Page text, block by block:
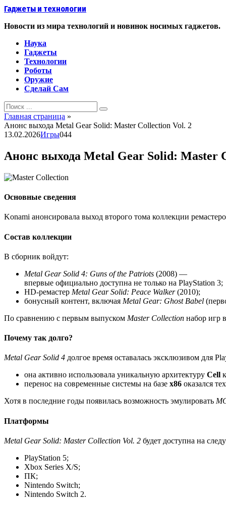
Перейти
контенту
Гаджеты и технологии
Новости из мира технологий и новинок носимых гаджетов.
Наука
Гаджеты
Технологии
Роботы
Оружие
Сделай Сам
Search
for:
Главная страница »
Анонс выхода Metal Gear Solid: Master Collection Vol. 2
13.02.2026Игры044
Анонс выхода Metal Gear Solid: Master
Основные сведения
Konami анонсировала выход второго тома коллекции
Состав коллекции
В сборник войдут:
Metal Gear Solid 4: Guns of the Patriots (2008) —
впервые официально доступна не только на PlayStation 3;
HD‑ремастер Metal Gear Solid: Peace Walker(2010);
бонусный контент, включая Metal Gear: Ghost Babel
По сравнению с первым выпуском Master Collection набор игр
Почему так долго?
Metal Gear Solid 4 долгое время оставалась эксклюзивом для
она активно использовала уникальную архитектуру Cell
перенос на современные системы на базе x86 оказался
Хотя в последние годы появилась возможность эмулировать
Платформы
Metal Gear Solid: Master Collection Vol. 2 будет доступна на
PlayStation 5;
Xbox Series X/S;
ПК;
Nintendo Switch;
Nintendo Switch 2.